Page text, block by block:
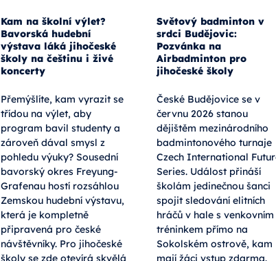
Kam na školní výlet?
Bavorská hudební
výstava láká jihočeské
školy na češtinu i živé
koncerty
Přemýšlíte, kam vyrazit se
třídou na výlet, aby
program bavil studenty a
zároveň dával smysl z
pohledu výuky? Sousední
bavorský okres Freyung-
Grafenau hostí rozsáhlou
Zemskou hudební výstavu,
která je kompletně
připravená pro české
návštěvníky. Pro jihočeské
školy se zde otevírá skvělá
Světový badminton v
srdci Budějovic:
Pozvánka na
Airbadminton pro
jihočeské školy
České Budějovice se v
červnu 2026 stanou
dějištěm mezinárodního
badmintonového turnaje
Czech International
Series. Událost přináší
školám jedinečnou šanci
spojit sledování elitních
hráčů v hale s venkovním
tréninkem přímo na
Sokolském ostrově, kam
mají žáci vstup zdarma.